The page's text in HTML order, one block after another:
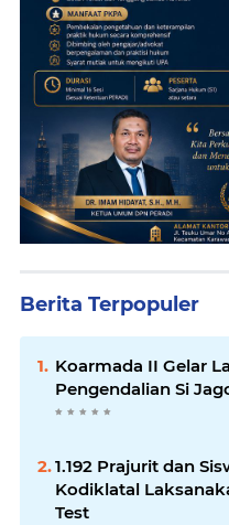
Berita Terpopuler
Koarmada II Gelar
Pengendalian Si
1.192 Prajurit dan Siswa
Kodiklatal
Test